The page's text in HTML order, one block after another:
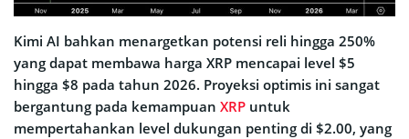
Kimi AI bahkan menargetkan potensi reli hingga 250%
yang dapat membawa harga XRP mencapai level $5
hingga $8 pada tahun 2026. Proyeksi optimis ini sangat
bergantung pada kemampuan XRP untuk
mempertahankan level dukungan penting di $2.00, yang